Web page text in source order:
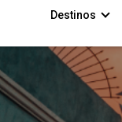
Destinos